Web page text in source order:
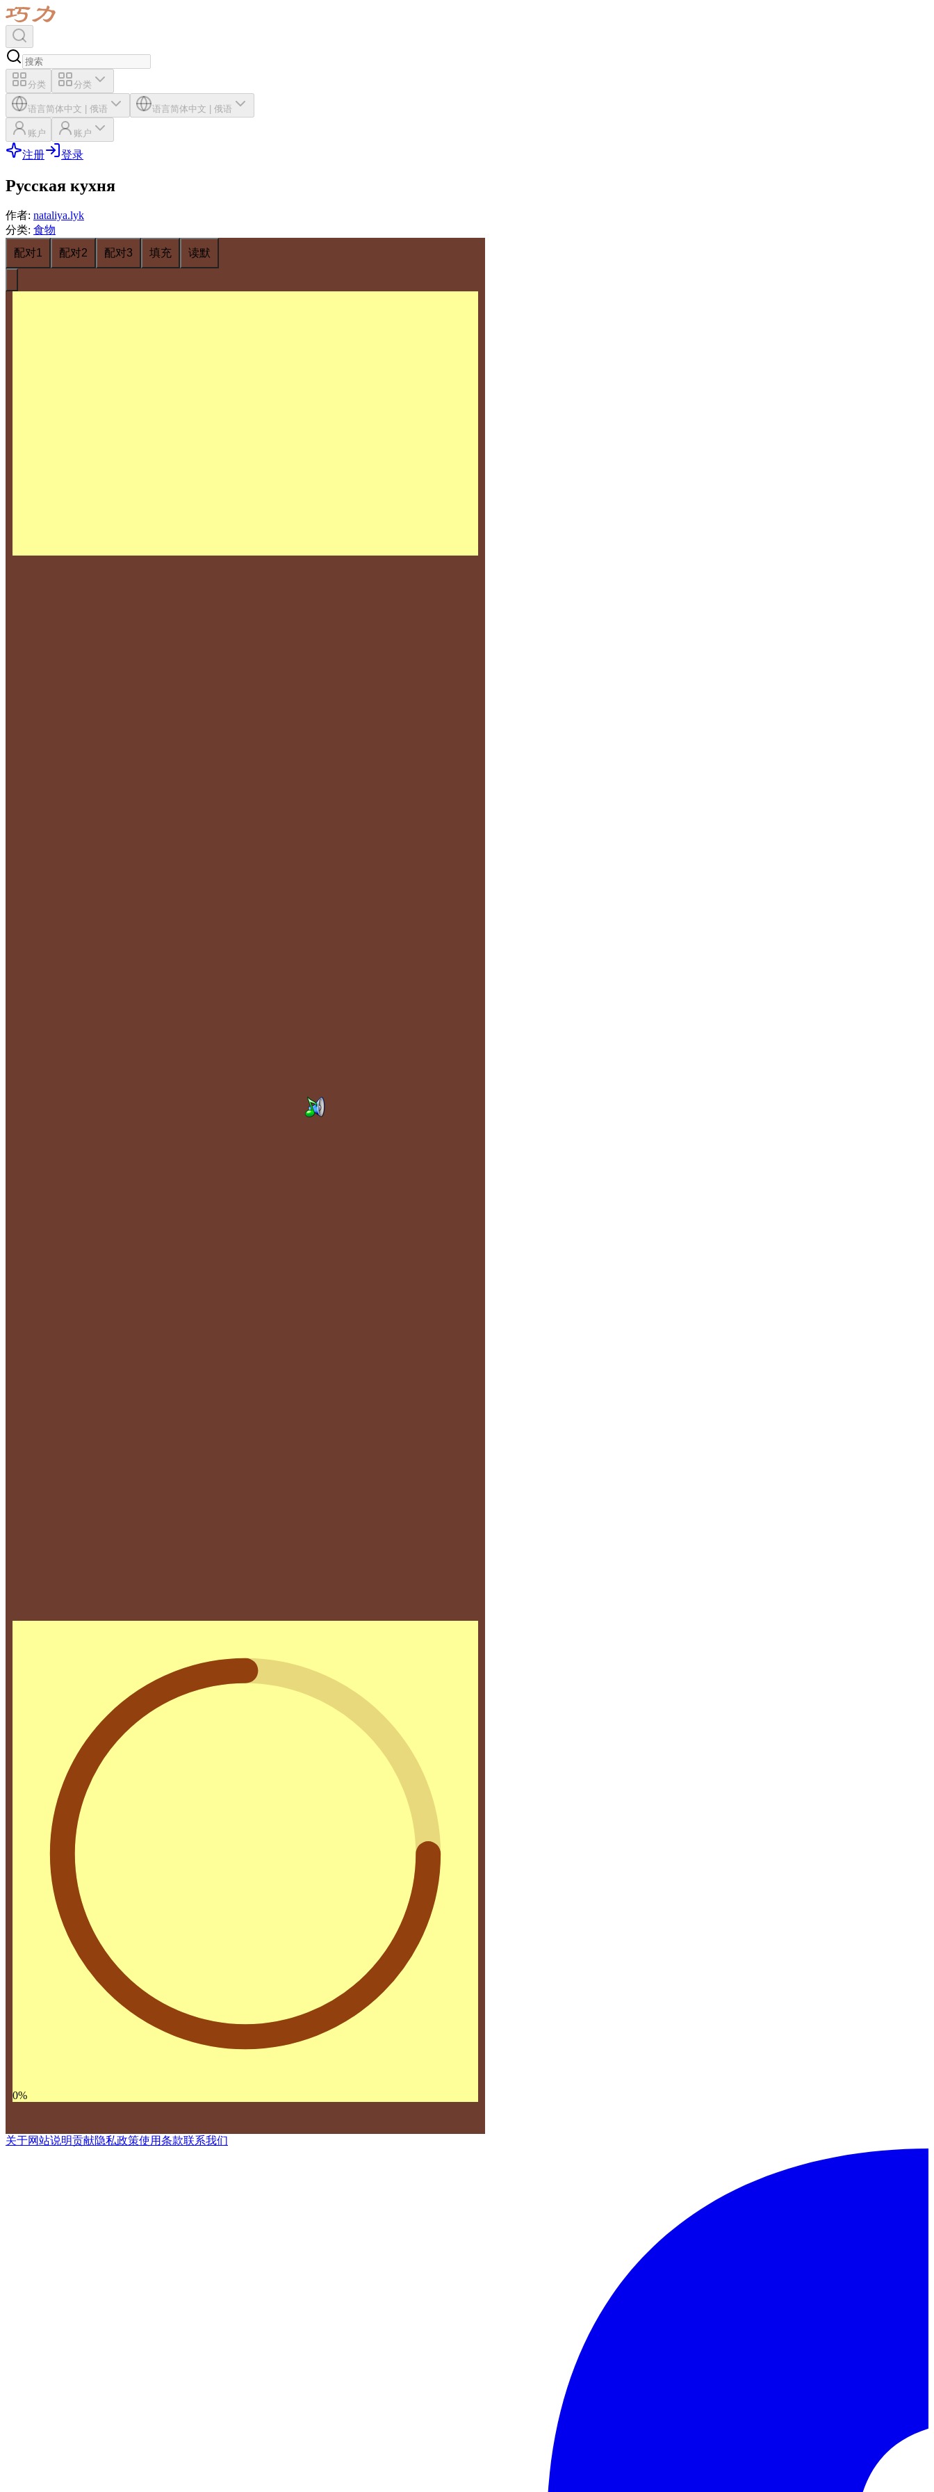
分类 分类
语言简体中文 | 俄语 语言简体中文 | 俄语
账户 账户
注册 登录
Русская кухня
作者: nataliya.lyk
分类: 食物
配对1
配对2 配对3 填充 读默
0%
关于网站说明贡献隐私政策使用条款联系我们